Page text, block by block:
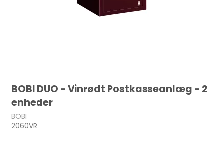
BOBI DUO - Vinrødt Postkasseanlæg - 2
enheder
BOBI
2060VR